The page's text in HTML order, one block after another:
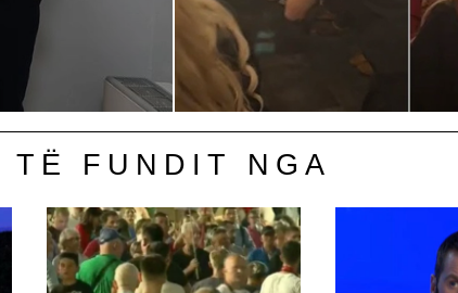
TË FUNDIT NGA